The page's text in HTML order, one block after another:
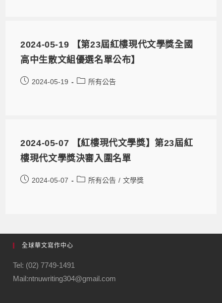
2024-05-19 【第23屆紅樓現代文學獎全國
高中生散文組優選名單公布】
2024-05-19 所有公告
2024-05-07 【紅樓現代文學獎】第23屆紅
樓現代文學獎決審入圍名單
2024-05-07 所有公告 / 文學獎
全球華文寫作中心
Tel: (02) 7749-1491
Mail:ntnuwriting304@gmail.com